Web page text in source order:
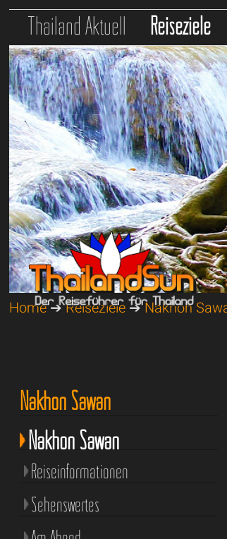
Thailand Aktuell Reiseziele
Home➔Reiseziele ➔Nakhon
Nakhon Sawan
Nakhon Sawan
Reiseinformationen
Sehenswertes